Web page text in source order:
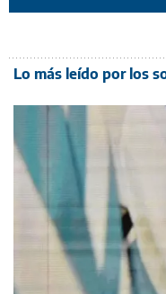
Lo más leído por los